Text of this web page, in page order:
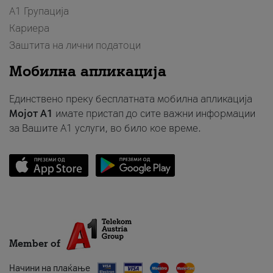
А1 Групација
Кариера
Заштита на лични податоци
Мобилна апликација
Единствено преку бесплатната мобилна апликација
Мојот A1 имате пристап до сите важни информации
за Вашите A1 услуги, во било кое време.
Member of
Начини на плаќање